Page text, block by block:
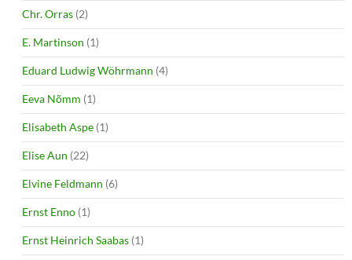
Chr. Orras (2)
E. Martinson (1)
Eduard Ludwig Wöhrmann (4)
Eeva Nõmm (1)
Elisabeth Aspe (1)
Elise Aun (22)
Elvine Feldmann (6)
Ernst Enno (1)
Ernst Heinrich Saabas (1)